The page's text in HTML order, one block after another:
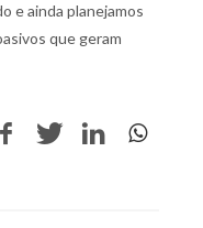
e ainda planejamos
que geram